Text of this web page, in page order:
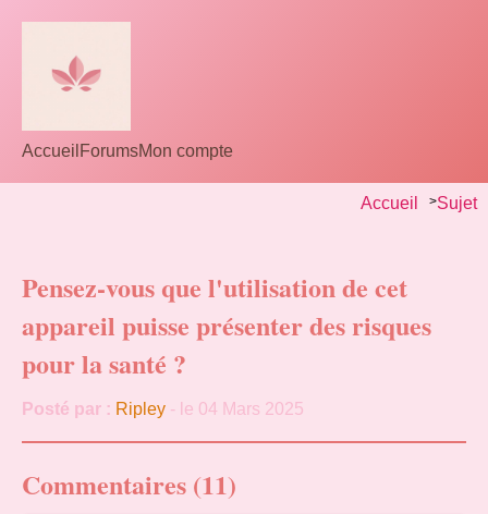
Accueil ForumsMon compte
Accueil >Sujet
Pensez-vous que l'utilisation de cet
appareil puisse présenter des risques
pour la santé ?
Posté par : Ripley - le 04 Mars 2025
Commentaires (11)